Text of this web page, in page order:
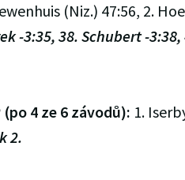
(Niz.) 47:56, 2.
-3:35, 38. Schubert -
4 ze 6 závodů): 1.
2.